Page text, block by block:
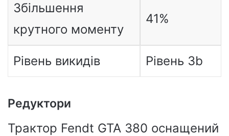
Збільшення
крутного моменту
41%
Рівень викидів Рівень 3b
Редуктори
Трактор Fendt GTA 380 оснащений